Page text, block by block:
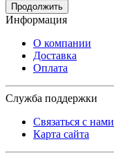
Продолжить
Информация
О компании
Доставка
Оплата
Служба поддержки
Связаться с нами
Карта сайта